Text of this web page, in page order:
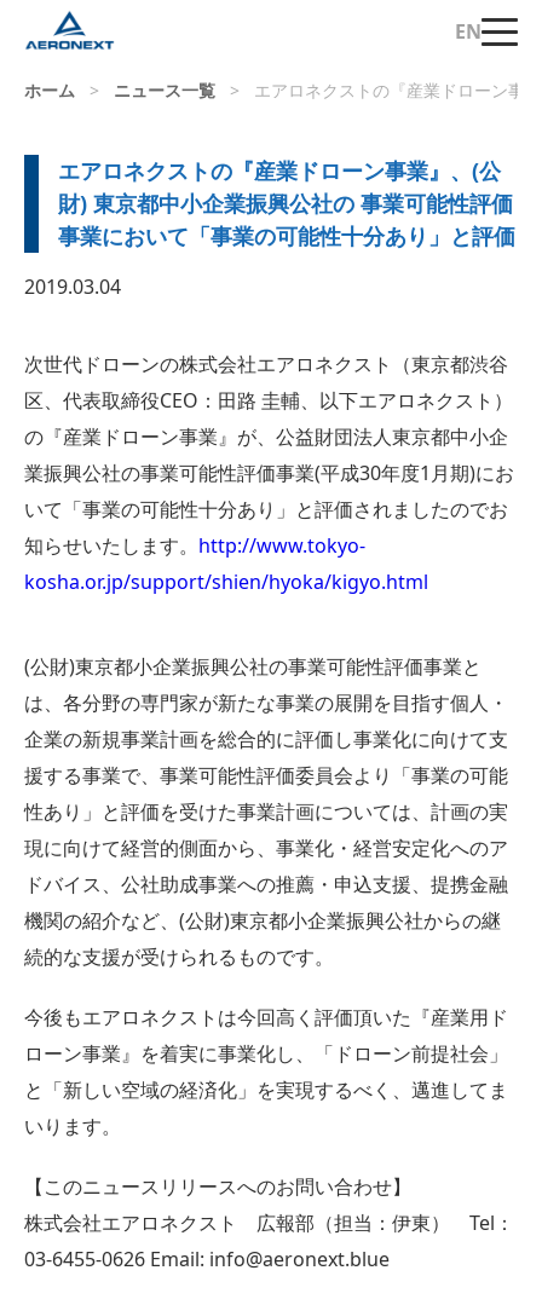
EN
ホーム > ニュース一覧 > エアロネクストの『産業ドローン事
エアロネクストの『産業ドローン事業』、(公
財) 東京都中小企業振興公社の 事業可能性評価
事業において「事業の可能性十分あり」と評価
2019.03.04
次世代ドローンの株式会社エアロネクスト（東京都渋谷
区、代表取締役CEO：田路 圭輔、以下エアロネクスト）
の『産業ドローン事業』が、公益財団法人東京都中小企
業振興公社の事業可能性評価事業(平成30年度1月期)にお
いて「事業の可能性十分あり」と評価されましたのでお
知らせいたします。 http://www.tokyo-
kosha.or.jp/support/shien/hyoka/kigyo.html
(公財)東京都小企業振興公社の事業可能性評価事業と
は、各分野の専門家が新たな事業の展開を目指す個人・
企業の新規事業計画を総合的に評価し事業化に向けて支
援する事業で、事業可能性評価委員会より「事業の可能
性あり」と評価を受けた事業計画については、計画の実
現に向けて経営的側面から、事業化・経営安定化へのア
ドバイス、公社助成事業への推薦・申込支援、提携金融
機関の紹介など、(公財)東京都小企業振興公社からの継
続的な支援が受けられるものです。
今後もエアロネクストは今回高く評価頂いた『産業用ド
ローン事業』を着実に事業化し、「ドローン前提社会」
と「新しい空域の経済化」を実現するべく、邁進してま
いります。
【このニュースリリースへのお問い合わせ】
株式会社エアロネクスト 広報部（担当：伊東） Tel：
03-6455-0626 Email: info@aeronext.blue